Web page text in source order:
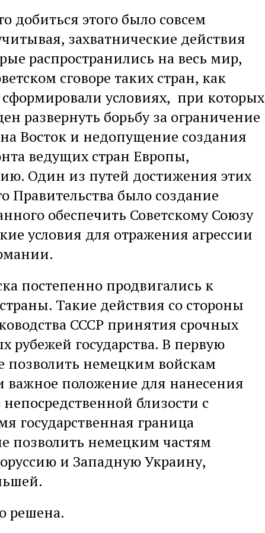
добиться этого было совсем
захватнические действия
распространились на весь мир,
сговоре таких стран, как
условиях, при которых
развернуть борьбу за ограничение
Восток и недопущение создания
ведущих стран Европы,
Один из путей достижения этих
Правительства было создание
обеспечить Советскому Союзу
условия для отражения агрессии
постепенно продвигались к
Такие действия со стороны
СССР принятия срочных
государства. В первую
позволить немецким войскам
важное положение для нанесения
близости с
государственная граница
позволить немецким частям
и Западную Украину,
решена.